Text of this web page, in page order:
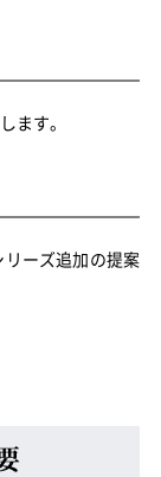
ます。
ーズ追加の提案